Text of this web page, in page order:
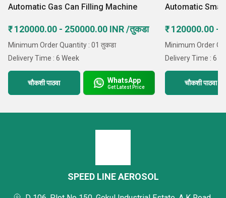
Automatic Gas Can Filling Machine
₹ 120000.00 - 250000.00 INR /तुकडा
Minimum Order Quantity : 01 तुकडा
Delivery Time : 6 Week
चौकशी पाठवा WhatsApp
Get Latest Price
Automatic
₹ 120000.00 -
Minimum Order
Delivery Time : 6
चौकशी पाठवा
SPEED LINE AEROSOL